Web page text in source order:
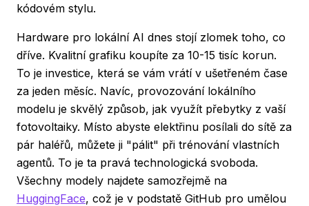
kódovém stylu.
Hardware pro lokální AI dnes stojí zlomek toho, co
dříve. Kvalitní grafiku koupíte za 10-15 tisíc korun.
To je investice, která se vám vrátí v ušetřeném čase
za jeden měsíc. Navíc, provozování lokálního
modelu je skvělý způsob, jak využít přebytky z vaší
fotovoltaiky. Místo abyste elektřinu posílali do sítě za
pár haléřů, můžete ji "pálit" při trénování vlastních
agentů. To je ta pravá technologická svoboda.
Všechny modely najdete samozřejmě na
HuggingFace, což je v podstatě GitHub pro umělou